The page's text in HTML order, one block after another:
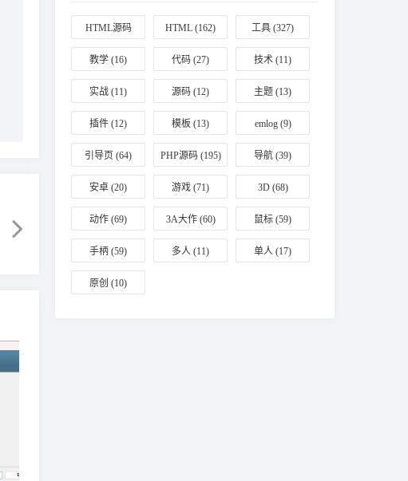
HTML源码
(164)
HTML (162) 工具 (327)
教学 (16) 代码 (27) 技术 (11)
实战 (11) 源码 (12) 主题 (13)
插件 (12) 模板 (13) emlog(9)
引导页 (64) PHP源码(195) 导航 (39)
安卓 (20) 游戏 (71) 3D(68)
动作 (69) 3A大作(60) 鼠标 (59)
手柄 (59) 多人 (11) 单人 (17)
原创 (10)